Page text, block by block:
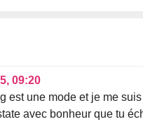
09:20
est une mode et je me
avec bonheur que tu